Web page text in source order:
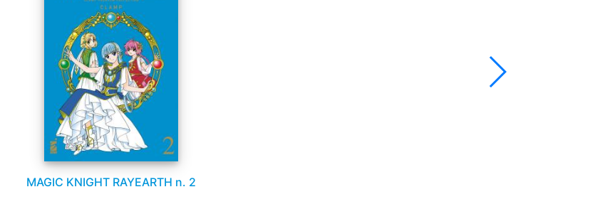
MAGIC KNIGHT RAYEARTH n. 2